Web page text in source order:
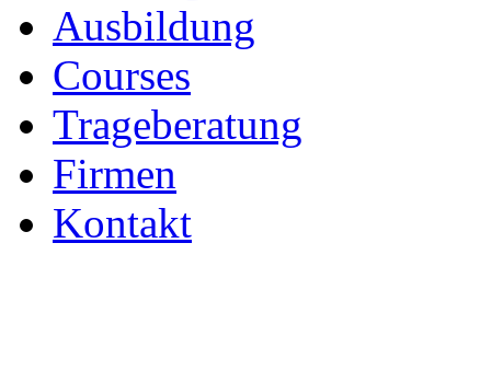
Ausbildung
Courses
Trageberatung
Firmen
Kontakt